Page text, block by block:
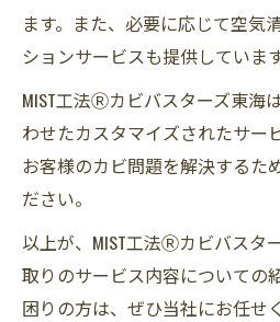
ます。また、必要に応じて空気
ションサービスも提供しています
MIST工法Ⓡカビバスターズ東海
わせたカスタマイズされたサー
お客様のカビ問題を解決するた
ださい。
以上が、MIST工法Ⓡカビバスタ
取りのサービス内容についての
困りの方は、ぜひ当社にお任せ